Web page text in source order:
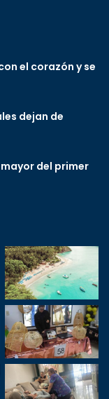
el corazón y se
dejan de
mayor del primer